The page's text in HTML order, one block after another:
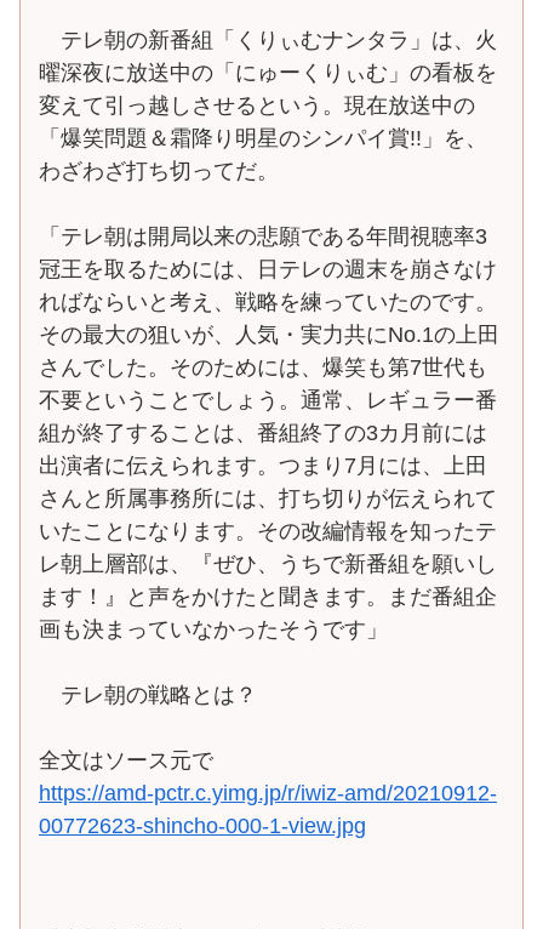
テレ朝の新番組「くりぃむナンタラ」は、火
曜深夜に放送中の「にゅーくりぃむ」の看板を
変えて引っ越しさせるという。現在放送中の
「爆笑問題＆霜降り明星のシンパイ賞!!」を、
わざわざ打ち切ってだ。
「テレ朝は開局以来の悲願である年間視聴率3
冠王を取るためには、日テレの週末を崩さなけ
ればならいと考え、戦略を練っていたのです。
その最大の狙いが、人気・実力共にNo.1の上田
さんでした。そのためには、爆笑も第7世代も
不要ということでしょう。通常、レギュラー番
組が終了することは、番組終了の3カ月前には
出演者に伝えられます。つまり7月には、上田
さんと所属事務所には、打ち切りが伝えられて
いたことになります。その改編情報を知ったテ
レ朝上層部は、『ぜひ、うちで新番組を願いし
ます！』と声をかけたと聞きます。まだ番組企
画も決まっていなかったそうです」
テレ朝の戦略とは？
全文はソース元で
https://amd-pctr.c.yimg.jp/r/iwiz-amd/20210912-
00772623-shincho-000-1-view.jpg